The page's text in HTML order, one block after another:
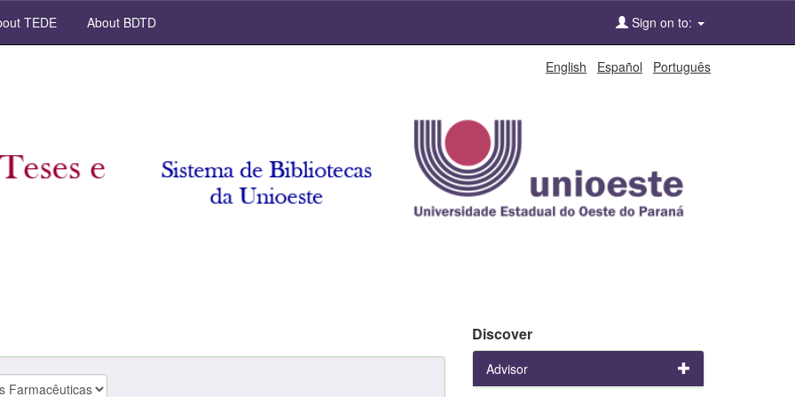
TEDE About BDTD Sign on to:
English Español Português
Discover
Advisor